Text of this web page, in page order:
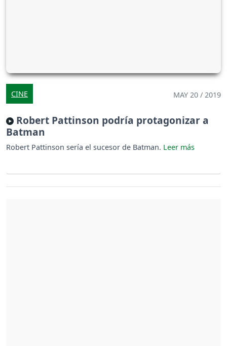
CINE MAY 20 / 2019
Robert Pattinson podría protagonizar a
Batman
Robert Pattinson sería el sucesor de Batman.